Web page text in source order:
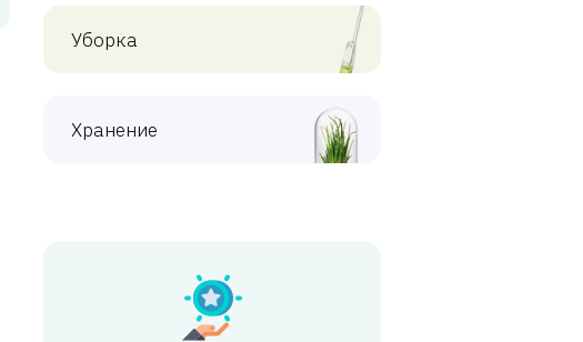
Уборка
Хранение